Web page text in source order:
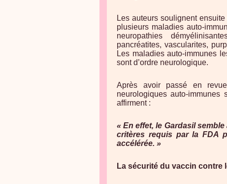
Les auteurs soulignent
plusieurs maladies auto-
neuropathies
pancréatites, vascularites,
Les maladies auto-immunes
sont d’ordre neurologique.
Après avoir passé en
neurologiques auto-
affirment :
« En effet, le Gardasil
critères requis par la FDA
accélérée. »
La sécurité du vaccin contre